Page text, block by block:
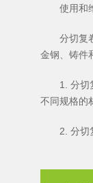
使用和
分切复
金钢、铸件
1. 分切
不同规格的
2. 分切